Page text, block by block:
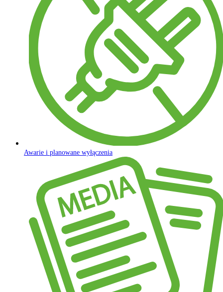
Awarie i planowane wyłączenia